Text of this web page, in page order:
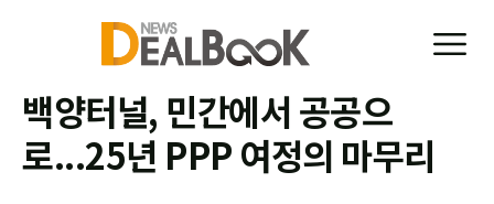
백양터널, 민간에서 공공으
로...25년 PPP 여정의 마무리